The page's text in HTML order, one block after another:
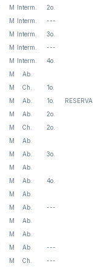
M Interm.
2o.
M Interm.
---
M Interm.
3o.
M Interm.
---
M Interm.
4o.
M
Ab.
M Ch.
1o.
M Ab. 1o.
RESERVA
M Ab.
2o.
M Ch.
2o.
M
Ab.
M Ab.
3o.
M
Ab.
M Ab.
4o.
M
Ab.
M Ab.
---
M
Ab.
M
Ab.
M Ab.
---
M Ch.
---